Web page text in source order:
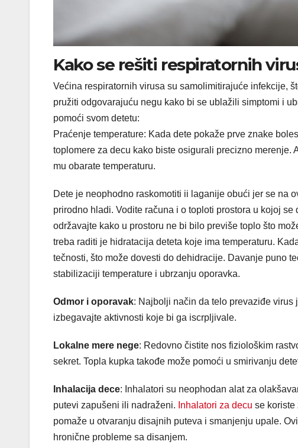
Kako se rešiti respiratornih
Većina respiratornih virusa su samolimitirajuće infekcije,
pružiti odgovarajuću negu kako bi se ublažili simptomi i
pomoći svom detetu:
Praćenje temperature: Kada dete pokaže prve znake
toplomere za decu kako biste osigurali precizno merenje.
mu obarate temperaturu.
Dete je neophodno raskomotiti ii laganije obući jer se na
prirodno hladi. Vodite računa i o toploti prostora u kojoj
održavajte kako u prostoru ne bi bilo previše toplo što
treba raditi je hidratacija deteta koje ima temperaturu.
tečnosti, što može dovesti do dehidracije. Davanje puno
stabilizaciji temperature i ubrzanju oporavka.
Odmor i oporavak: Najbolji način da telo prevaziđe virus
izbegavajte aktivnosti koje bi ga iscrpljivale.
Lokalne mere nege: Redovno čistite nos fiziološkim
sekret. Topla kupka takođe može pomoći u smirivanju
Inhalacija dece: Inhalatori su neophodan alat za
putevi zapušeni ili nadraženi. Inhalatori za decu se koriste
pomaže u otvaranju disajnih puteva i smanjenju upale.
hronične probleme sa disanjem.